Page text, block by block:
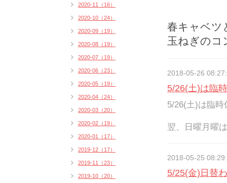
春キャベツ
玉ねぎのコ
2018-05-26
5/26(土)は臨
5/26(土)は臨
翌、日曜月曜
2018-05-25
5/25(金)日替
2020-11（16）
2020-10（24）
2020-09（19）
2020-08（19）
2020-07（19）
2020-06（23）
2020-05（19）
2020-04（24）
2020-03（20）
2020-02（19）
2020-01（17）
2019-12（17）
2019-11（23）
2019-10（20）